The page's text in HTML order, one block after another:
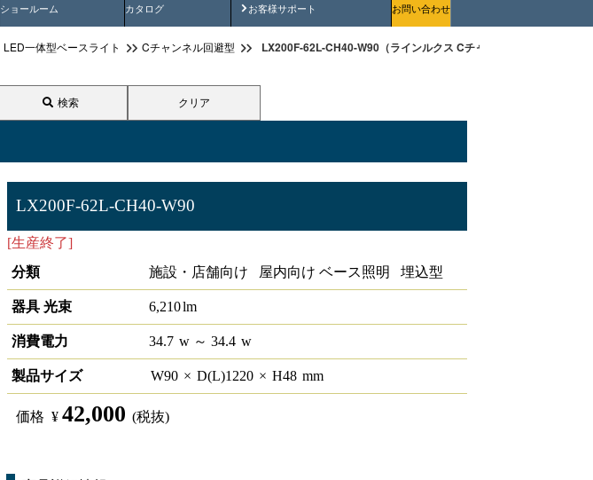
ショールーム カタログ お客様サポート
安全にご使用いただくためにお問い合わせ
LED一体型ベースライト Cチャンネル回避型 LX200F-62L-CH40-W90（ラインルクス Cチャン回避型 非調光 40形
検索 クリア
LX200F-62L-CH40-W90
[生産終了]
分類
施設・店舗向け 屋内向け ベース照明 埋込型
器具 光束 6,210lm
消費電力 34.7 w ～ 34.4 w
製品サイズ W90 × D(L)1220 × H48 mm
価格 ¥ 42,000 (税抜)